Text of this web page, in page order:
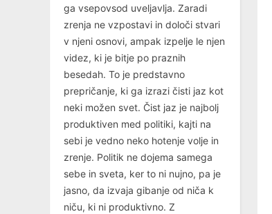
ga vsepovsod uveljavlja. Zaradi
zrenja ne vzpostavi in določi stvari
v njeni osnovi, ampak izpelje le njen
videz, ki je bitje po praznih
besedah. To je predstavno
prepričanje, ki ga izrazi čisti jaz kot
neki možen svet. Čist jaz je najbolj
produktiven med politiki, kajti na
sebi je vedno neko hotenje volje in
zrenje. Politik ne dojema samega
sebe in sveta, ker to ni nujno, pa je
jasno, da izvaja gibanje od niča k
niču, ki ni produktivno. Z